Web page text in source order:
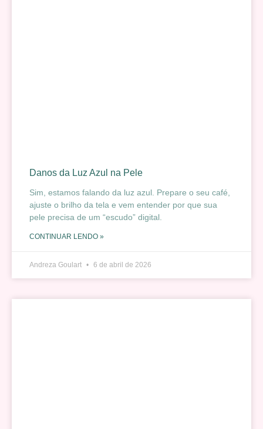
Danos da Luz Azul na Pele
Sim, estamos falando da luz azul. Prepare o seu café,
ajuste o brilho da tela e vem entender por que sua
pele precisa de um “escudo” digital.
CONTINUAR LENDO »
Andreza Goulart 6 de abril de 2026